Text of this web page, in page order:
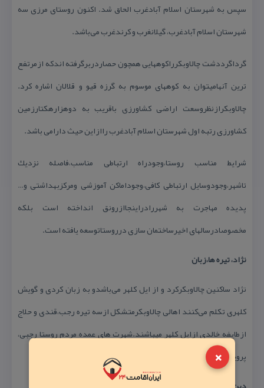
×
سپس به شهرستان اسلام آبادغرب الحاق شد. اكنون روستای مرزی سه
شهرستان اسلام آبادغرب، گیلانغرب و كرندغرب می‌باشد.
گرداگرددشت چالاوبكرراكوههایی همچون حصاردربرگرفته اندكه ازمرتفع
ترین آنهامیتوان به كوههای موسوم به گرزه قیو و قلالان اشاره كرد.
چالاوبكرازنظروسعت اراضی كشاورزی باقریب به دوهزارهكتارزمین
كشاورزی رتبه اول شهرستان اسلام آبادغرب راازاین حیث دارامی باشد.
شرایط مناسب روستا،وجودراه ارتباطی مناسب،فاصله نزدیك
تاشهر،وجودوسایل ارتباطی كافی،وجوداماكن آموزشی ومركزبهداشتی و…
پدیده مهاجرت به شهررادراینجاازرونق انداخته است بلكه
مخصوصادرسالهای اخیرساختمان سازی درروستاتوسعه یافته است.
نژاد، تیره ها،زبان
نژاد ساكنین چالاوبكركرد و از ایل كلهر می‌باشدو به زبان كردی و گویش
كلهری تكلم می‌كنند اهالی چالاوبكرمتشكل ازسه تیره رجب،قندی و حلاج
ازطایفه خالدی ازایل كلهر میباشند.شهرت های عمده مردم روستا رجبی،
پروین و پرندین میباشد.